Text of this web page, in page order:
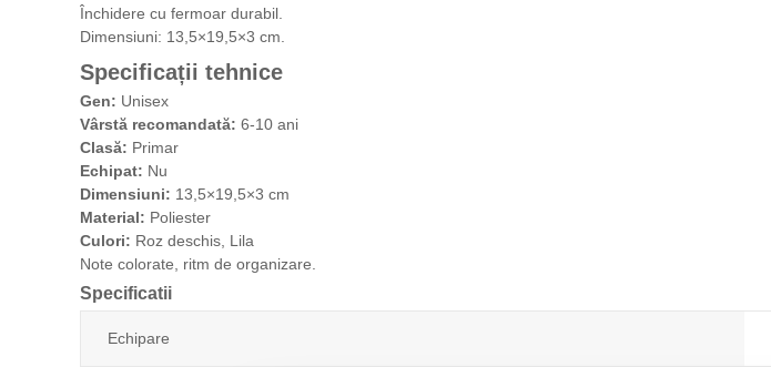
Închidere cu fermoar durabil.
Dimensiuni: 13,5×19,5×3 cm.
Specificații tehnice
Gen: Unisex
Vârstă recomandată: 6-10 ani
Clasă: Primar
Echipat: Nu
Dimensiuni: 13,5×19,5×3 cm
Material: Poliester
Culori: Roz deschis, Lila
Note colorate, ritm de organizare.
Specificatii
Echipare